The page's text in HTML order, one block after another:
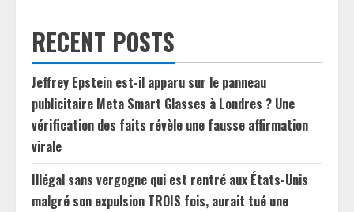
RECENT POSTS
Jeffrey Epstein est-il apparu sur le panneau
publicitaire Meta Smart Glasses à Londres ? Une
vérification des faits révèle une fausse affirmation
virale
Illégal sans vergogne qui est rentré aux États-Unis
malgré son expulsion TROIS fois, aurait tué une